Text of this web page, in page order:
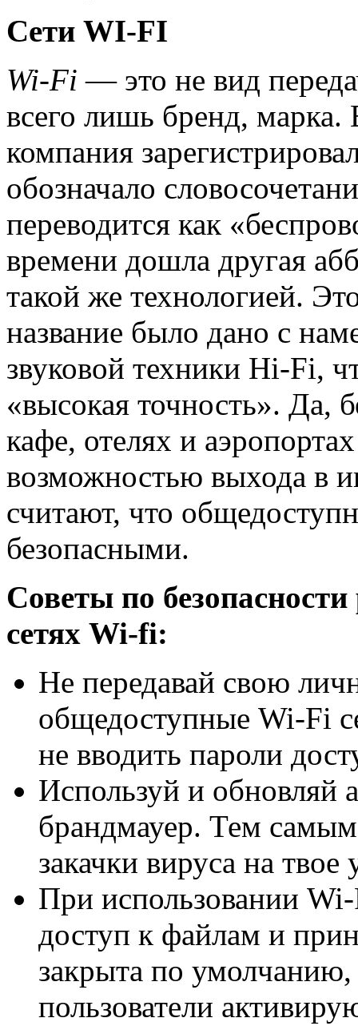
Сети WI-FI
Wi-Fi — это не вид
всего лишь бренд, марка.
компания
обозначало
переводится как
времени дошла другая
такой же технологией.
название было дано с
звуковой техники Hi-Fi,
«высокая точность». Да,
кафе, отелях и
возможностью выхода в
считают, что
безопасными.
Советы по
сетях Wi-fi:
Не передавай свою
общедоступные Wi-Fi
не вводить пароли
Используй и обновляй
брандмауер. Тем
закачки вируса на твое
При использовании
доступ к файлам и
закрыта по умолчанию,
пользователи